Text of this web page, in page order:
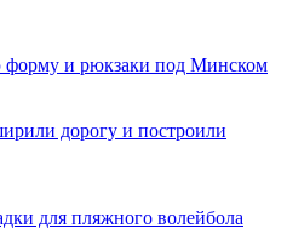
форму и рюкзаки под Минском
дорогу и построили
для пляжного волейбола